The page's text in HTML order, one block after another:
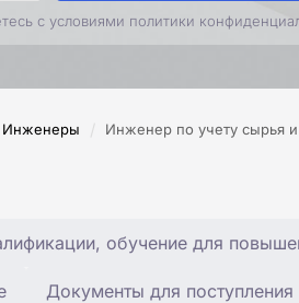
с условиями политики
Инженеры / Инженер по учету сырья
обучение для
Документы для поступления